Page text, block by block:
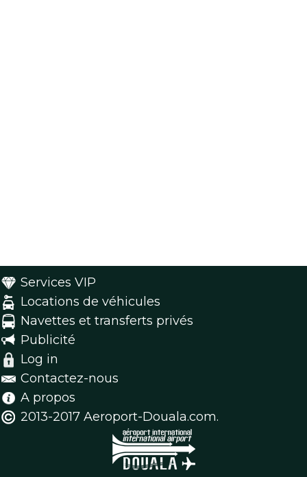
Services VIP
Locations de véhicules
Navettes et transferts privés
Publicité
Log in
Contactez-nous
A propos
2013-2017 Aeroport-Douala.com.